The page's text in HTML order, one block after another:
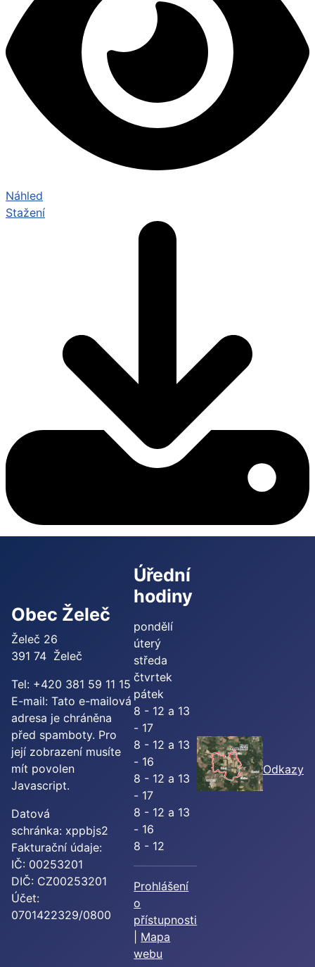
Náhled
Stažení
Obec Želeč
Želeč 26
391 74 Želeč
Tel: +420 381 59 11 15
E-mail: Tato e-mailová
adresa je chráněna
před spamboty. Pro
její zobrazení musíte
mít povolen
Javascript.
Datová
schránka: xppbjs2
Fakturační údaje:
IČ: 00253201
DIČ: CZ00253201
Účet:
0701422329/0800
Úřední
hodiny
pondělí
úterý
středa
čtvrtek
pátek
8 - 12 a 13
- 17
8 - 12 a 13
- 16
8 - 12 a 13
- 17
8 - 12 a 13
- 16
8 - 12
Prohlášení
o
přístupnosti
Mapa
webu
Odkazy